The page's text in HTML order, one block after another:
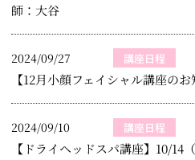
師：大谷
2024/09/27 講座日程
【12月小顔フェイシャル講座
2024/09/10 講座日程
【ドライヘッドスパ講座】10/